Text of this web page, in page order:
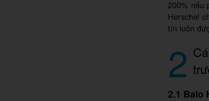
200% nếu
Herschel
tín luôn
2
2.1 Balo